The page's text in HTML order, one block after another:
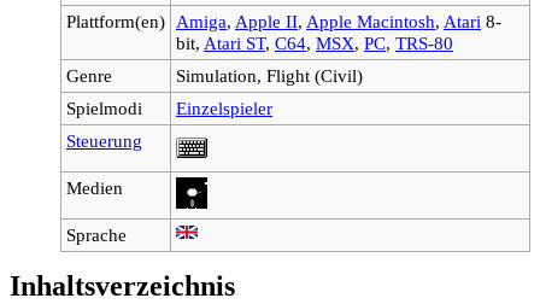
Plattform(en) Amiga, Apple II, Apple Macintosh, Atari 8-
bit, Atari ST, C64, MSX, PC, TRS-80
Genre
Simulation, Flight (Civil)
Spielmodi
Einzelspieler
Steuerung
Medien
Sprache
Inhaltsverzeichnis